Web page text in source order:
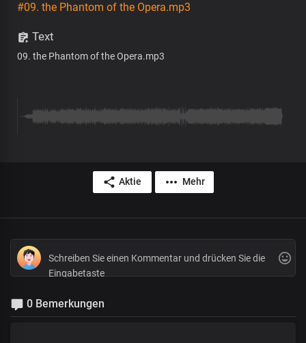
#09. the Phantom of the Opera.mp3
Text
09. the Phantom of the Opera.mp3
Aktie Mehr
0 Bemerkungen